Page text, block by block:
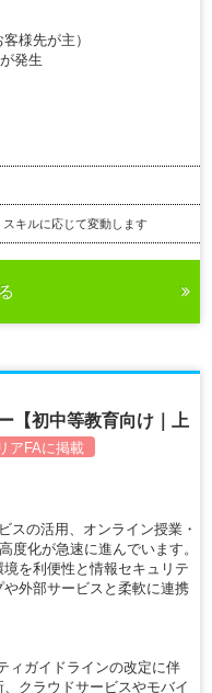
様先が主）
発生
キルに応じて変動します
【初中等教育向け｜上
アFAに掲載
スの活用、オンライン授業・
度化が急速に進んでいます。
を利便性と情報セキュリテ
外部サービスと柔軟に連携
ィガイドラインの改定に伴
クラウドサービスやモバイ